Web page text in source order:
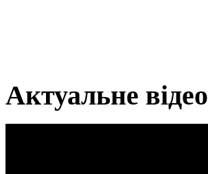
Актуальне відео